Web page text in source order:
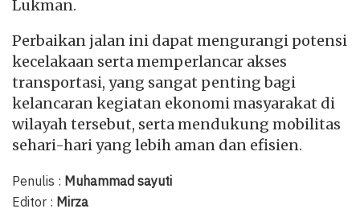
Lukman.
Perbaikan jalan ini dapat mengurangi potensi
kecelakaan serta memperlancar akses
transportasi, yang sangat penting bagi
kelancaran kegiatan ekonomi masyarakat di
wilayah tersebut, serta mendukung mobilitas
sehari-hari yang lebih aman dan efisien.
Penulis : Muhammad sayuti
Editor : Mirza